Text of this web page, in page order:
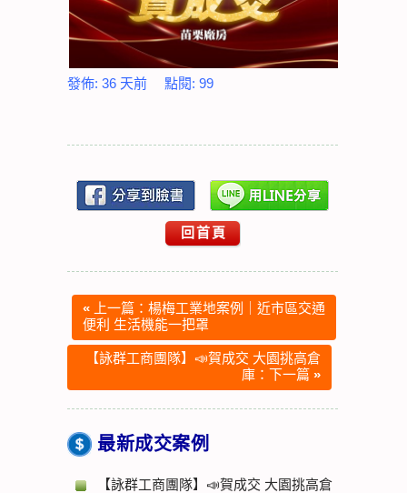
發佈: 36 天前 點閱: 99
回首頁
« 上一篇：楊梅工業地案例｜近市區交通
便利 生活機能一把罩
【詠群工商團隊】📣賀成交 大園挑高倉
庫：下一篇 »
最新成交案例
【詠群工商團隊】📣賀成交 大園挑高倉